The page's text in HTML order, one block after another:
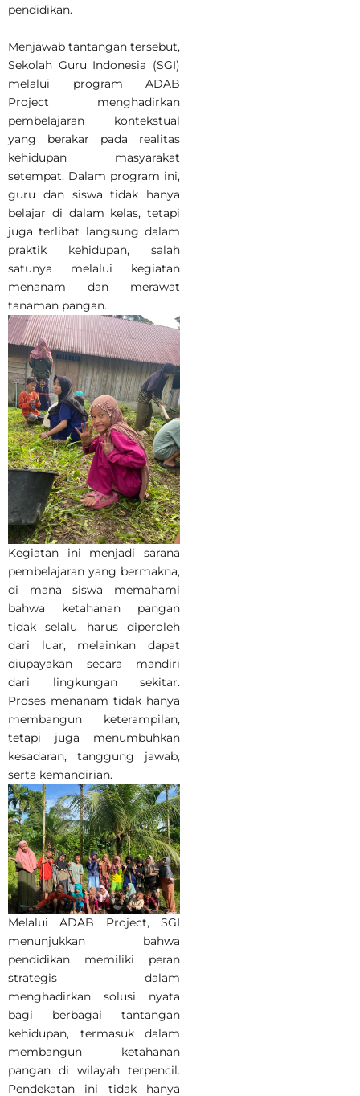
pendidikan.
Menjawab tantangan tersebut,
Sekolah Guru Indonesia (SGI)
melalui program ADAB
Project menghadirkan
pembelajaran kontekstual
yang berakar pada realitas
kehidupan masyarakat
setempat. Dalam program ini,
guru dan siswa tidak hanya
belajar di dalam kelas, tetapi
juga terlibat langsung dalam
praktik kehidupan, salah
satunya melalui kegiatan
menanam dan merawat
tanaman pangan.
Kegiatan ini menjadi sarana
pembelajaran yang bermakna,
di mana siswa memahami
bahwa ketahanan pangan
tidak selalu harus diperoleh
dari luar, melainkan dapat
diupayakan secara mandiri
dari lingkungan sekitar.
Proses menanam tidak hanya
membangun keterampilan,
tetapi juga menumbuhkan
kesadaran, tanggung jawab,
serta kemandirian.
Melalui ADAB Project, SGI
menunjukkan bahwa
pendidikan memiliki peran
strategis dalam
menghadirkan solusi nyata
bagi berbagai tantangan
kehidupan, termasuk dalam
membangun ketahanan
pangan di wilayah terpencil.
Pendekatan ini tidak hanya